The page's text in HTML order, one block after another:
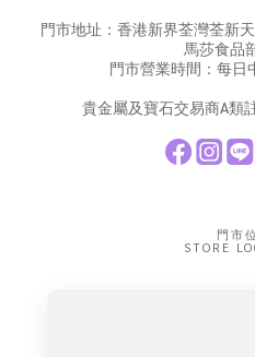
門市地址：香港新界荃灣荃新
馬莎食品
門市營業時間：每日
貴金屬及寶石交易商A類
門市
STORE